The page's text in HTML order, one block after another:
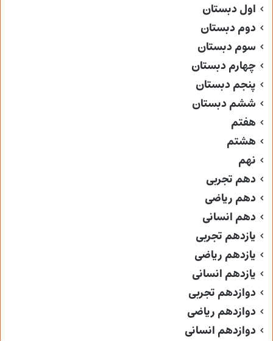
اول دبستان
دوم دبستان
سوم دبستان
چهارم دبستان
پنجم دبستان
ششم دبستان
هفتم
هشتم
نهم
دهم تجربی
دهم ریاضی
دهم انسانی
یازدهم تجربی
یازدهم ریاضی
یازدهم انسانی
دوازدهم تجربی
دوازدهم ریاضی
دوازدهم انسانی